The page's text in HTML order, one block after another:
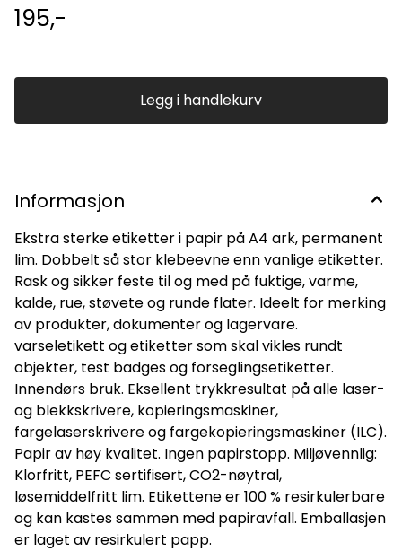
varseletikett og etiketter som skal vikles rundt
objekter, test badges og forseglingsetiketter.
fargelaserskrivere og fargekopieringsmaskiner (ILC).
Papir av høy kvalitet. Ingen papirstopp. Miljøvennlig:
Klorfritt, PEFC sertifisert, CO2-nøytral,
195,-
Legg i handlekurv
Informasjon
Ekstra sterke etiketter i papir på A4 ark, permanent
lim. Dobbelt så stor klebeevne enn vanlige etiketter.
Rask og sikker feste til og med på fuktige, varme,
kalde, rue, støvete og runde flater. Ideelt for merking
av produkter, dokumenter og lagervare.
varseletikett og etiketter som skal vikles rundt
objekter, test badges og forseglingsetiketter.
Innendørs bruk. Eksellent trykkresultat på alle laser-
og blekkskrivere, kopieringsmaskiner,
fargelaserskrivere og fargekopieringsmaskiner (ILC).
Papir av høy kvalitet. Ingen papirstopp. Miljøvennlig:
Klorfritt, PEFC sertifisert, CO2-nøytral,
løsemiddelfritt lim. Etikettene er 100 % resirkulerbare
og kan kastes sammen med papiravfall. Emballasjen
er laget av resirkulert papp.